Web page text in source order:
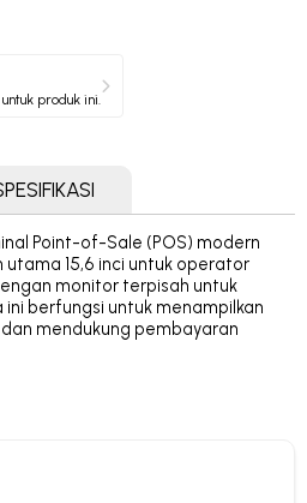
produk ini.
Point-of-Sale (POS) modern
utama 15,6 inci untuk operator
monitor terpisah untuk
berfungsi untuk menampilkan
mendukung pembayaran